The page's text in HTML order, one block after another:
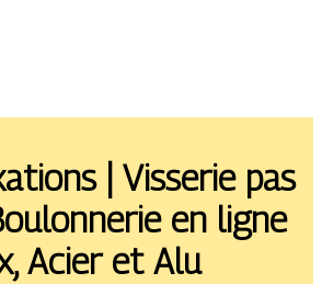
| Visserie pas
en ligne
Acier et Alu